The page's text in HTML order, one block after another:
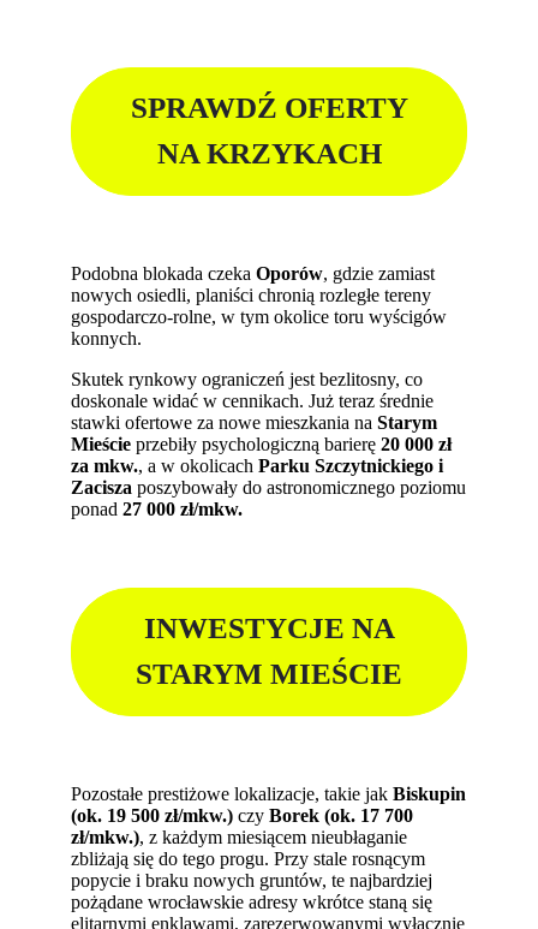
SPRAWDŹ OFERTY
NA KRZYKACH
Podobna blokada czekaOporów, gdzie zamiast
nowych osiedli, planiści chronią rozległe tereny
gospodarczo-rolne, w tym okolice toru wyścigów
konnych.
Skutek rynkowy ograniczeń jest bezlitosny, co
doskonale widać w cennikach. Już teraz średnie
stawki ofertowe za nowe mieszkania naStarym
Mieście przebiły psychologiczną barierę20 000 zł
za mkw., a w okolicachParku Szczytnickiego i
Zacisza poszybowały do astronomicznego poziomu
ponad27 000 zł/mkw.
INWESTYCJE NA
STARYM MIEŚCIE
Pozostałe prestiżowe lokalizacje, takie jakBiskupin
(ok. 19 500 zł/mkw.) czyBorek (ok. 17 700
zł/mkw.), z każdym miesiącem nieubłaganie
zbliżają się do tego progu. Przy stale rosnącym
popycie i braku nowych gruntów, te najbardziej
pożądane wrocławskie adresy wkrótce staną się
elitarnymi enklawami, zarezerwowanymi wyłącznie